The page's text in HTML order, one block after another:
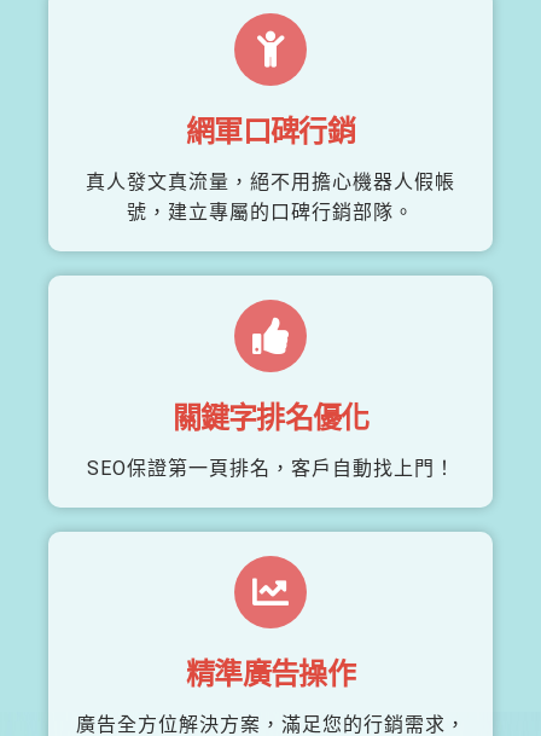
網軍口碑行銷
真人發文真流量，絕不用擔心機器人假帳
號，建立專屬的口碑行銷部隊。
關鍵字排名優化
SEO保證第一頁排名，客戶自動找上門！
精準廣告操作
廣告全方位解決方案，滿足您的行銷需求，